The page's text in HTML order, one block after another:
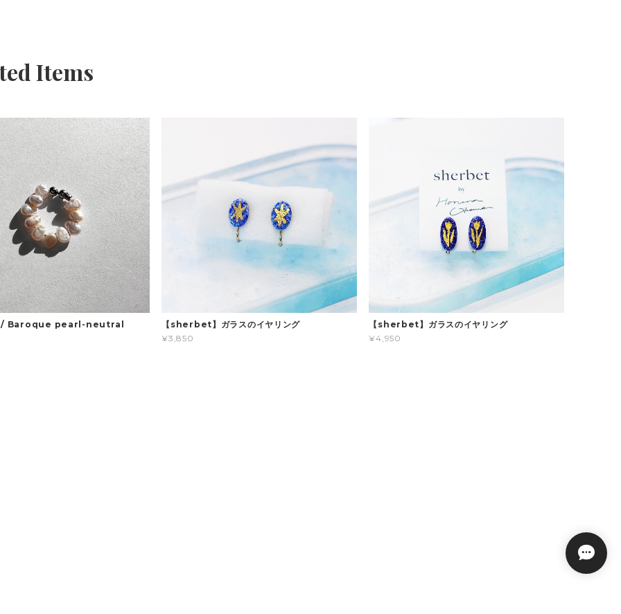
Items
/ Baroque pearl-neutral
【sherbet】ガラスのイヤリング
¥3,850
【sherbet】ガラスのイヤリング
¥4,950